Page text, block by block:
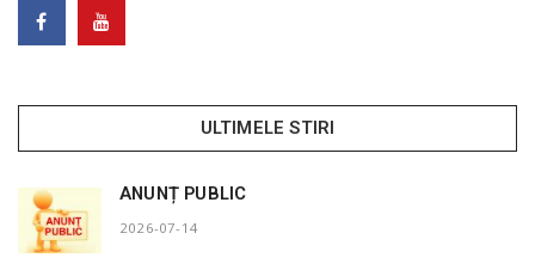
ULTIMELE STIRI
ANUNȚ PUBLIC
2026-07-14